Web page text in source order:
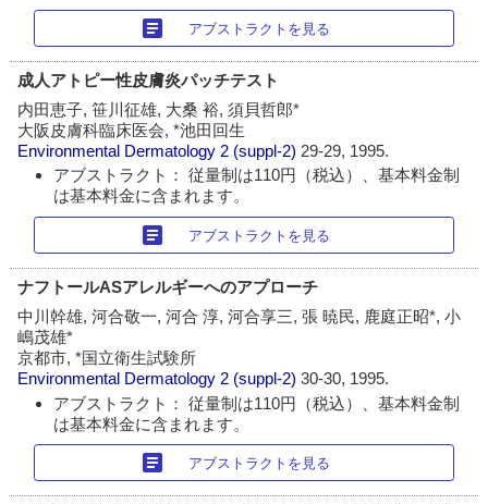
article アブストラクトを見る
成人アトピー性皮膚炎パッチテスト
内田恵子, 笹川征雄, 大桑 裕, 須貝哲郎*
大阪皮膚科臨床医会, *池田回生
Environmental Dermatology 2 (suppl-2) 29-29, 1995.
アブストラクト： 従量制は110円（税込）、基本料金制
は基本料金に含まれます。
article アブストラクトを見る
ナフトールASアレルギーへのアプローチ
中川幹雄, 河合敬一, 河合 淳, 河合享三, 張 暁民, 鹿庭正昭*, 小
嶋茂雄*
京都市, *国立衛生試験所
Environmental Dermatology 2 (suppl-2)30-30, 1995.
アブストラクト： 従量制は110円（税込）、基本料金制
は基本料金に含まれます。
article アブストラクトを見る